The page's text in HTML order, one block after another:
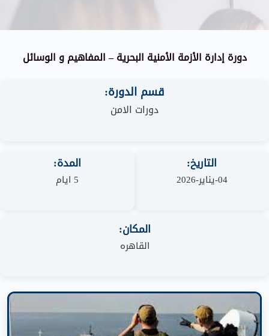
دورة إدارة الأزمة الأمنية البحرية – المفاهيم و الوسائل
قسم الدورة:
دورات الامن
التاريخ:
04-يناير-2026
المدة:
5 ايام
المكان:
القاهره